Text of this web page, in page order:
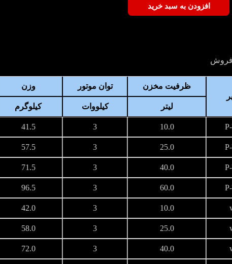
افزودن به سبد خرید
فروش
ظرفیت مخزن توان موتور وزن
لیتر کیلووات کیلوگرم
10.0
3
41.5
25.0
3
57.5
40.0
3
71.5
60.0
3
96.5
10.0
3
42.0
25.0
3
58.0
40.0
3
72.0